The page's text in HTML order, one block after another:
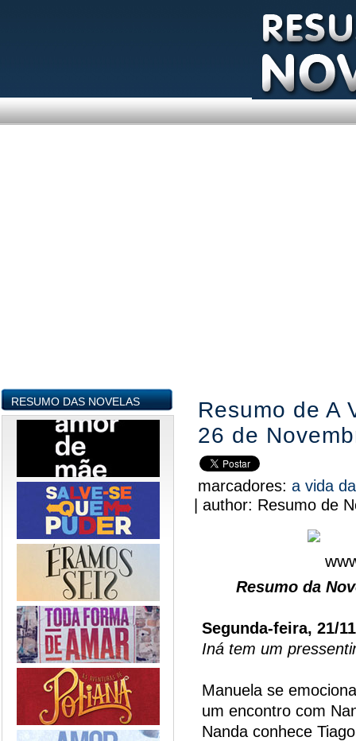
RESUMO DAS NOVELAS
Resumo de A
26 de
marcadores: a vida
| author: Resumo de
Resumo da
Segunda-feira, 21/
Iná tem um
Manuela se
um encontro com
Nanda conhece